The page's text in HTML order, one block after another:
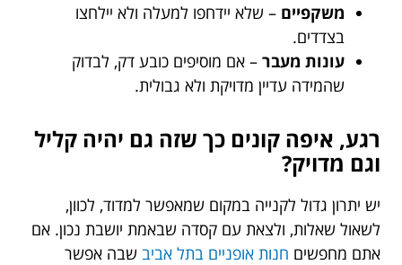
משקפיים – שלא יידחפו למעלה ולא יילחצו
בצדדים.
עונות מעבר – אם מוסיפים כובע דק, לבדוק
שהמידה עדיין מדויקת ולא גבולית.
רגע, איפה קונים כך שזה גם יהיה קליל
וגם מדויק?
יש יתרון גדול לקנייה במקום שמאפשר למדוד, לכוון,
לשאול שאלות, ולצאת עם קסדה שבאמת יושבת נכון. אם
אתם מחפשים חנות אופניים בתל אביב שבה אפשר